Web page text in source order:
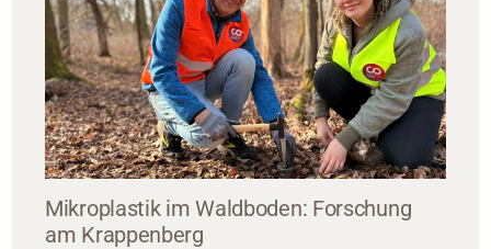
Mikroplastik im Waldboden: Forschung
am Krappenberg